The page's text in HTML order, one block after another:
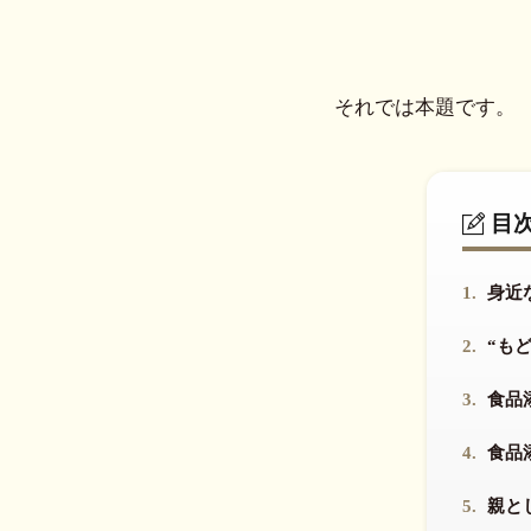
それでは本題です。
目
1. 身近
2. “も
3. 食品
4. 食品
5. 親と